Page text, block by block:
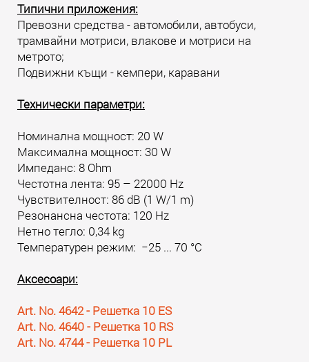
Типични приложения:
Превозни средства - автомобили, автобуси,
трамвайни мотриси, влакове и мотриси на
метрото;
Подвижни къщи - кемпери, каравани
Технически параметри:
Номинална мощност: 20 W
Максимална мощност: 30 W
Импеданс: 8 Ohm
Честотна лента: 95 – 22000 Hz
Чувствителност: 86 dB (1 W/1 m)
Резонансна честота: 120 Hz
Нетно тегло: 0,34 kg
Температурен режим: −25 ... 70 °C
Аксесоари:
Art. No. 4642 - Решетка 10 ES
Art. No. 4640 - Решетка 10 RS
Art. No. 4744 - Решетка 10 PL